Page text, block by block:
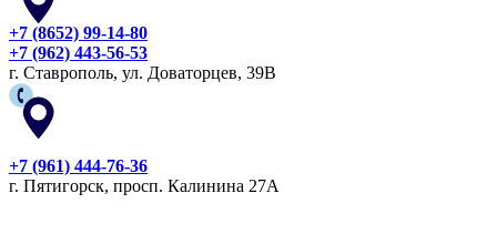
+7 (8652) 99-14-80
+7 (962) 443-56-53
г. Ставрополь, ул. Доваторцев, 39В
+7 (961) 444-76-36
г. Пятигорск, просп. Калинина 27А